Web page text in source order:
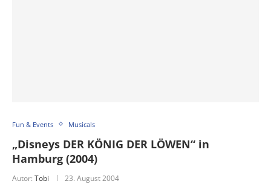
Fun & Events Musicals
„Disneys DER KÖNIG DER LÖWEN“ in
Hamburg (2004)
Autor: Tobi 23. August 2004